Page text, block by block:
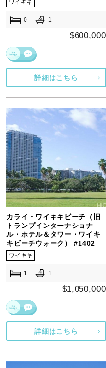
ワイキキ
0 1
$600,000
詳細はこちら
カライ・ワイキキビーチ（旧
トランプインターナショナ
ル・ホテル＆タワー・ワイキ
キビーチウォーク） #1402
ワイキキ
1 1
$1,050,000
詳細はこちら